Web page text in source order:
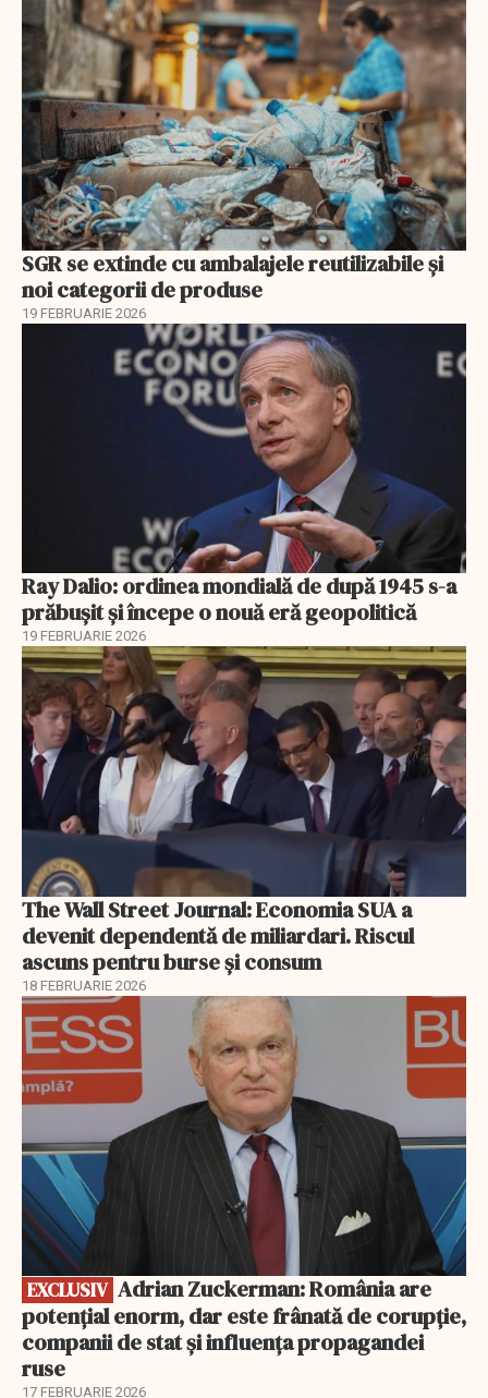
SGR se extinde cu ambalajele reutilizabile și
noi categorii de produse
19 FEBRUARIE 2026
Ray Dalio: ordinea mondială de după 1945 s-a
prăbușit și începe o nouă eră geopolitică
19 FEBRUARIE 2026
The Wall Street Journal: Economia SUA a
devenit dependentă de miliardari. Riscul
ascuns pentru burse și consum
18 FEBRUARIE 2026
EXCLUSIV
EXCLUSIV
potențial enorm, dar este frânată de corupție,
companii de stat și influența propagandei
ruse
17 FEBRUARIE 2026